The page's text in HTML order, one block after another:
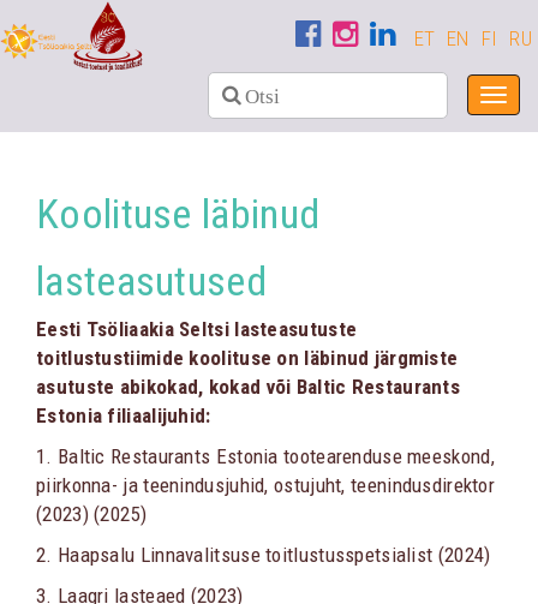
ET EN FI RU
Koolituse läbinud
lasteasutused
Eesti Tsöliaakia Seltsi lasteasutuste
toitlustustiimide koolituse on läbinud järgmiste
asutuste abikokad, kokad või Baltic Restaurants
Estonia filiaalijuhid:
1. Baltic Restaurants Estonia tootearenduse meeskond,
piirkonna- ja teenindusjuhid, ostujuht, teenindusdirektor
(2023) (2025)
2. Haapsalu Linnavalitsuse toitlustusspetsialist (2024)
3. Laagri lasteaed (2023)